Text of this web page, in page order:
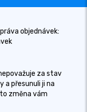
objednávek:
za stav
a přesunuli ji na
změna vám